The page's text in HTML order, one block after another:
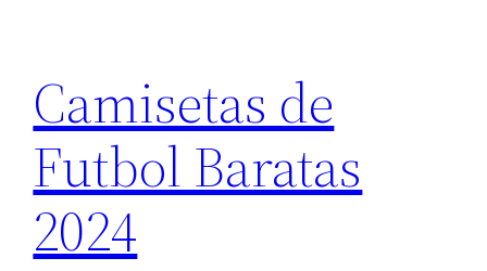
contenido
Camisetas de
Futbol Baratas
2024